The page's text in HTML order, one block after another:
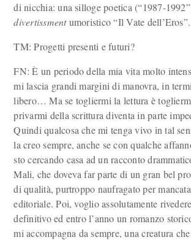
di nicchia: una silloge poetica (“1987-
divertissmentumoristico “Il Vate dell’Eros”.
TM: Progetti presenti e futuri?
FN: È un periodo della mia vita molto
mi lascia grandi margini di manovra, in
libero… Ma se togliermi la lettura è
privarmi della scrittura diventa in parte
Quindi qualcosa che mi tenga vivo in tal
la creo sempre, anche se con qualche
sto cercando casa ad un racconto
Mali, che doveva far parte di un gran bel
di qualità, purtroppo naufragato per
editoriale. Poi, voglio assolutamente
definitivo ed entro l’anno un romanzo
mi accompagna da sempre, una creatura